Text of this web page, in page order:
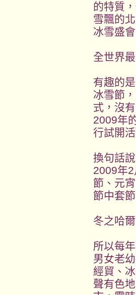
的特質
雪飄的
冰雪盛會
全世界
有趣的
冰雪節
式，沒
2009年
行試開活
換句話
2009年
節、元
節中套
冬之哈
所以每
男女老
經貿、
聲有色